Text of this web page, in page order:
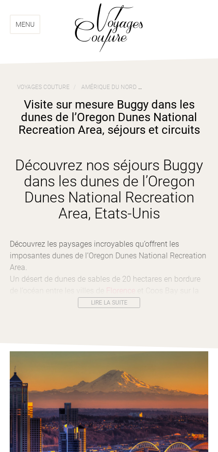
menu
contenuMENU
VOYAGES COUTURE AMÉRIQUE DU NORD
Visite sur mesure Buggy dans les
dunes de l’Oregon Dunes National
Recreation Area, séjours et circuits
Découvrez nos séjours Buggy
dans les dunes de l’Oregon
Dunes National Recreation
Area, Etats-Unis
Découvrez les paysages incroyables qu’offrent les
imposantes dunes de l’Oregon Dunes National Recreation
Area.
Un désert de dunes de sables de 20 hectares en bordure
Florence
et Coos Bay sur la
de découvrir une partie de ces dunes géantes !
LIRE LA SUITE